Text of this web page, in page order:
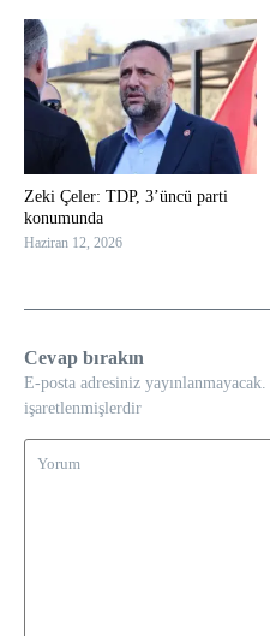
Zeki Çeler: TDP, 3’üncü parti
konumunda
Haziran 12, 2026
Cevap bırakın
E-posta adresiniz yayınlanmayacak.
işaretlenmişlerdir